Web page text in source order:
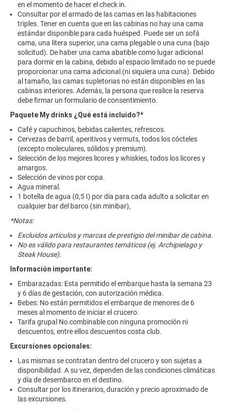
en el momento de hacer el check in.
Consultar por el armado de las camas en las habitaciones
triples. Tener en cuenta que en las cabinas no hay una cama
estándar disponible para cada huésped. Puede ser un sofá
cama, una litera superior, una cama plegable o una cuna (bajo
solicitud). De haber una cama abatible como lugar adicional
para dormir en la cabina, debido al espacio limitado no se puede
proporcionar una cama adicional (ni siquiera una cuna). Debido
al tamaño, las camas supletorias no están disponibles en las
cabinas interiores. Además, la persona que realice la reserva
debe firmar un formulario de consentimiento.
Paquete My drinks ¿Qué está incluido?*
Café y capuchinos, bebidas calientes, refrescos.
Cervezas de barril, aperitivos y vermuts, todos los cócteles
(excepto moleculares, sólidos y premium).
Selección de los mejores licores y whiskies, todos los licores y
amargos.
Selección de vinos por copa.
Agua mineral.
1 botella de agua (0,5 I) por día para cada adulto a solicitar en
cualquier bar del barco (sin minibar),
*Notas:
Excluidos artículos y marcas de prestigio del minibar de cabina.
No es válido para restaurantes temáticos (ej. Archipielago y
Steak House).
Información importante:
Embarazadas: Esta permitido el embarque hasta la semana 23
y 6 días de gestación, con autorización médica.
Bebes: No están permitidos el embarque de menores de 6
meses al momento de iniciar el crucero.
Tarifa grupal No combinable con ninguna promoción ni
descuentos, entre ellos descuentos costa club.
Excursiones opcionales:
Las mismas se contratan dentro del crucero y son sujetas a
disponibilidad. A su vez, dependen de las condiciones climáticas
y día de desembarco en el destino.
Consultar por los itinerarios, duración y precio aproximado de
las excursiones.